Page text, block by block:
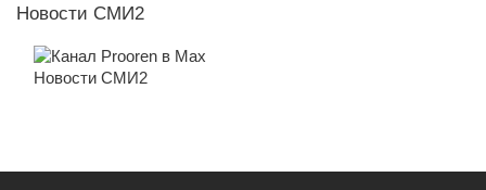
Новости СМИ2
Новости СМИ2